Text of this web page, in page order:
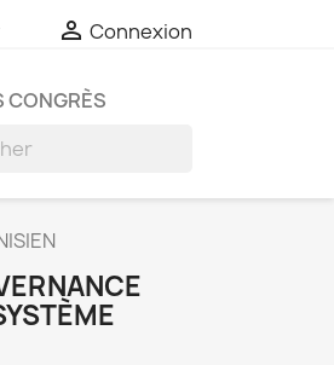
 Connexion
CONGRÈS